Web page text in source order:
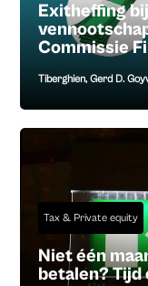
Exitheffing
Commissie
Tiberghien,Gerd D.
Tax & Private equity
Niet één
betalen?